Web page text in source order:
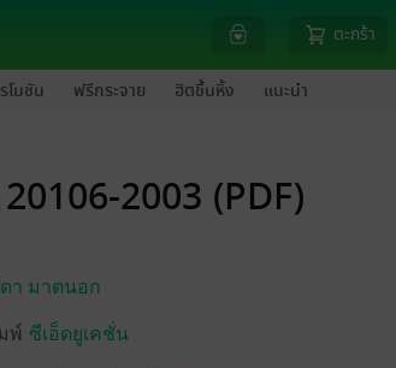
ตะกร้า
โมชัน ฟรีกระจาย ฮิตขึ้นหิ้ง แนะนำ
2003 (PDF)
า มาตนอก
พ์ ซีเอ็ดยูเคชั่น